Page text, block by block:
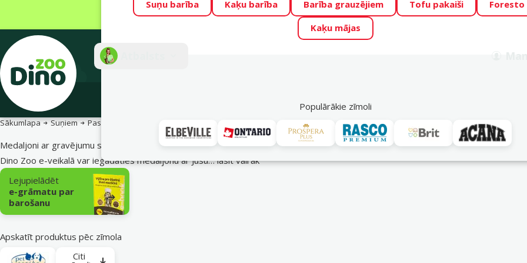
Visu mēnesi Dino Zoo piedāvā lieliskas cenas mīluļu TOP barībām! 🍖 →
Fotokonkurss “GADA ŪSAIŅI”! Varbūt tieši Tavs mīlulis būs 2027. gada
Suņu barība Kaķu barība Barība grauzējiem Tofu pakaiši
Foresto
Kaķu mājas
Populārākie zīmoli
Akciju piedāvājumi
Sākumlapa Suņiem Pastaiga ar suni Medaljoni ar gravējumu
Medaljoni ar gravējumu suņiem
Dino Zoo e-veikalā var iegādāties medaljonu ar Jūsu…lasīt vairāk
Apakškategorija
Lejupielādēt
e-grāmatu par
barošanu
Apskatīt produktus pēc zīmola
Citi